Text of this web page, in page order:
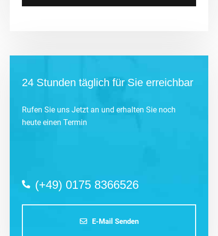
24 Stunden täglich für Sie erreichbar
Rufen Sie uns Jetzt an und erhalten Sie noch
heute einen Termin
(+49) 0175 8366526
E-Mail Senden